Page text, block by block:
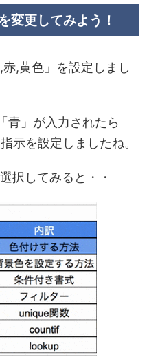
変更してみよう！
,黄色」を設定しまし
青」が入力されたら
示を設定しましたね。
択してみると・・